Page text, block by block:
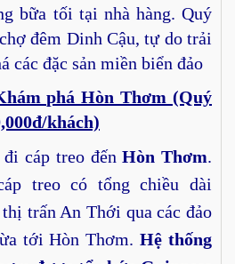
bữa tối tại nhà hàng. Quý
đêm Dinh Cậu, tự do trải
các đặc sản miền biển đảo
phá Hòn Thơm (Quý
khách)
đi cáp treo đếnHòn Thơm.
treo có tổng chiều dài
trấn An Thới qua các đảo
tới Hòn Thơm.Hệ thống